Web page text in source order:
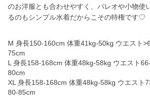
のお洋服とも合わせやすく、パレオや小物使
るのもシンプル水着だからこその特権です♡
M 身長150-160cm 体重41kg-50kg ウエスト
75cm
L 身長158-168cm 体重48kg-58kg ウエスト
80cm
XL 身長158-168cm 体重48kg-58kg ウエスト
80-85cm